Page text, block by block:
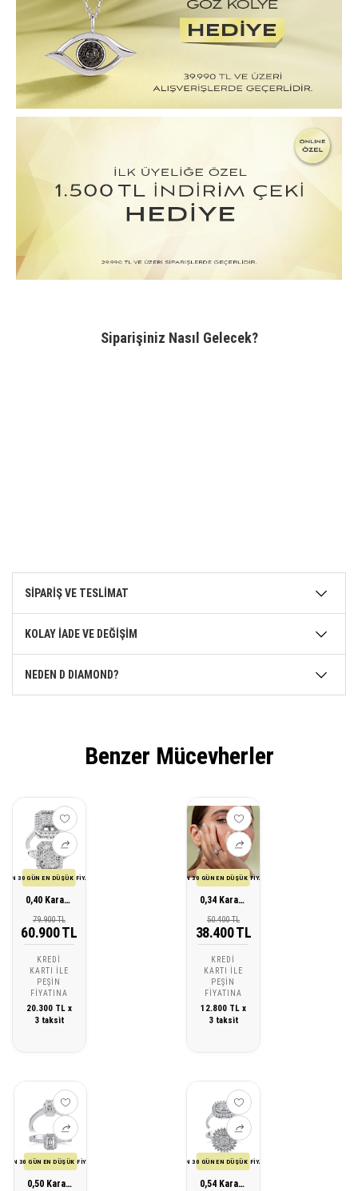
Siparişiniz Nasıl Gelecek?
SİPARİŞ VE TESLİMAT
KOLAY İADE VE DEĞİŞİM
NEDEN D DIAMOND?
Benzer Mücevherler
SON 30 GÜN EN DÜŞÜK FİYATI
0,40 Karat Tasarım Pırlanta Yüzük
79.900 TL
60.900 TL
KREDI
KARTI ILE
PEŞIN
FIYATINA
20.300 TL x
3 taksit
SON 30 GÜN EN DÜŞÜK FİYATI
0,34 Karat Tasarım Pırlanta Yüzük
50.400 TL
38.400 TL
KREDI
KARTI ILE
PEŞIN
FIYATINA
12.800 TL x
3 taksit
SON 30 GÜN EN DÜŞÜK FİYATI
0,50 Karat Pırlanta Octagon Yüzük
SON 30 GÜN EN DÜŞÜK FİYATI
0,54 Karat Tasarım Pırlanta Yüzük